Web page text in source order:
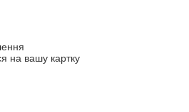
на вашу картку